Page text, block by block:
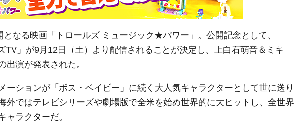
なる映画「トロールズ ミュージック★パワー」。公開記念として、
TV」が9月12日（土）より配信されることが決定し、上白石萌音＆ミキ
出演が発表された。
ーションが「ボス・ベイビー」に続く大人気キャラクターとして世に送り
外ではテレビシリーズや劇場版で全米を始め世界的に大ヒットし、全世界
ャラクターだ。